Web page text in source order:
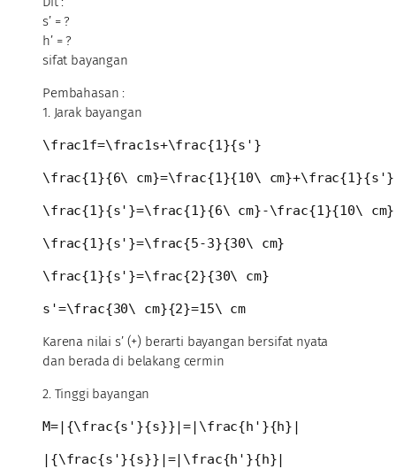
s’ = ?
h’ = ?
sifat bayangan
Pembahasan :
1. Jarak bayangan
\frac1f=\frac1s+\frac{1}{s'}
\frac{1}{6\ cm}=\frac{1}{10\ cm}+\frac{1}{s'}
\frac{1}{s'}=\frac{1}{6\ cm}-\frac{1}{10\ cm}
\frac{1}{s'}=\frac{5-3}{30\ cm}
\frac{1}{s'}=\frac{2}{30\ cm}
s'=\frac{30\ cm}{2}=15\ cm
Karena nilai s’ (+) berarti bayangan bersifat nyata
dan berada di belakang cermin
2. Tinggi bayangan
M=|{\frac{s'}{s}}|=|\frac{h'}{h}|
|{\frac{s'}{s}}|=|\frac{h'}{h}|